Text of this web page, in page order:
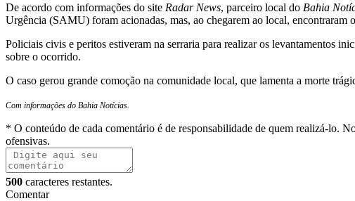
De acordo com informações do site Radar News, parceiro local do Bahia
Urgência (SAMU) foram acionadas, mas, ao chegarem ao local, encontraram
Policiais civis e peritos estiveram na serraria para realizar os levantamentos
sobre o ocorrido.
O caso gerou grande comoção na comunidade local, que lamenta a morte
Com informações do Bahia Notícias.
* O conteúdo de cada comentário é de responsabilidade de quem realizá-lo.
ofensivas.
500 caracteres restantes.
Comentar